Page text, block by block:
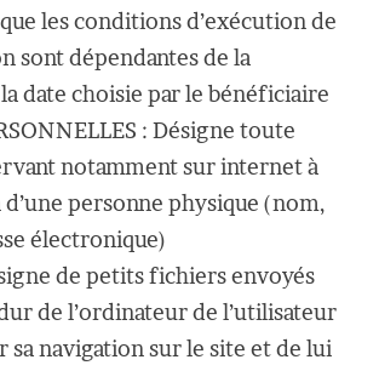
les conditions d’exécution de
sont dépendantes de la
date choisie par le bénéficiaire
: Désigne toute
notamment sur internet à
personne physique (nom,
électronique)
de petits fichiers envoyés
de l’ordinateur de l’utilisateur
sa navigation sur le site et de lui